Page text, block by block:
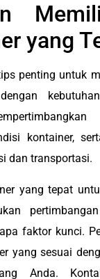
yang
penting untuk
kontainer,
dan transportasi.
yang tepat
faktor kunci.
yang sesuai
Anda.